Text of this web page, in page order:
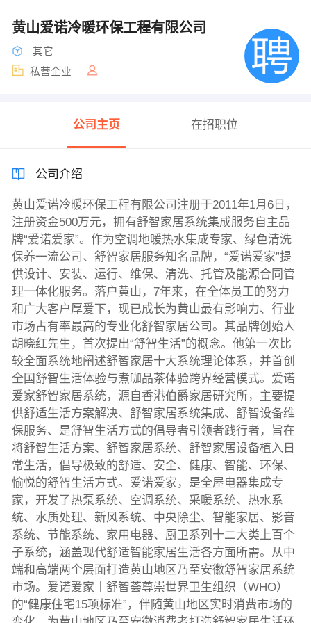
黄山爱诺冷暖环保工程有限公司
其它
私营企业
公司主页 在招职位
公司介绍
黄山爱诺冷暖环保工程有限公司注册于2011年1月6日，
注册资金500万元，拥有舒智家居系统集成服务自主品
牌“爱诺爱家”。作为空调地暖热水集成专家、绿色清洗
保养一流公司、舒智家居服务知名品牌，“爱诺爱家”提
供设计、安装、运行、维保、清洗、托管及能源合同管
理一体化服务。落户黄山，7年来，在全体员工的努力
和广大客户厚爱下，现已成长为黄山最有影响力、行业
市场占有率最高的专业化舒智家居公司。其品牌创始人
胡晓红先生，首次提出“舒智生活”的概念。他第一次比
较全面系统地阐述舒智家居十大系统理论体系，并首创
全国舒智生活体验与煮咖品茶体验跨界经营模式。爱诺
爱家舒智家居系统，源自香港伯爵家居研究所，主要提
供舒适生活方案解决、舒智家居系统集成、舒智设备维
保服务、是舒智生活方式的倡导者引领者践行者，旨在
将舒智生活方案、舒智家居系统、舒智家居设备植入日
常生活，倡导极致的舒适、安全、健康、智能、环保、
愉悦的舒智生活方式。爱诺爱家，是全屋电器集成专
家，开发了热泵系统、空调系统、采暖系统、热水系
统、水质处理、新风系统、中央除尘、智能家居、影音
系统、节能系统、家用电器、厨卫系列十二大类上百个
子系统，涵盖现代舒适智能家居生活各方面所需。从中
端和高端两个层面打造黄山地区乃至安徽舒智家居系统
市场。爱诺爱家｜舒智荟尊崇世界卫生组织（WHO）
的“健康住宅15项标准”，伴随黄山地区实时消费市场的